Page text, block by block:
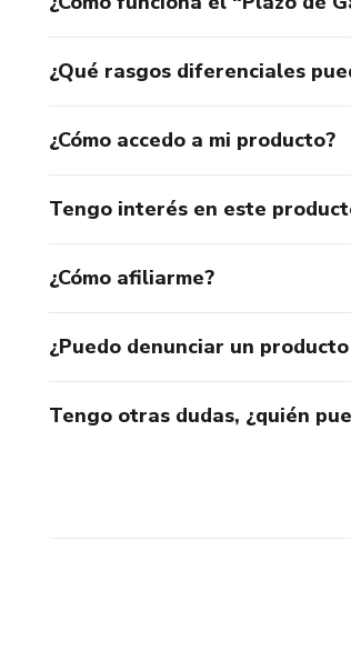
¿Qué rasgos diferenciales
¿Cómo accedo a mi producto?
Tengo interés en este
¿Cómo afiliarme?
¿Puedo denunciar un
Tengo otras dudas, ¿quién